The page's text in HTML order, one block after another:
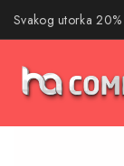
Svakog utorka